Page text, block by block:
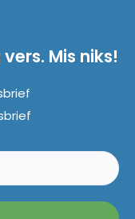
Mis niks!